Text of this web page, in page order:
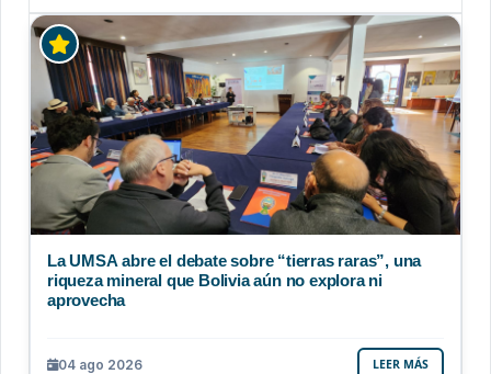
La UMSA abre el debate sobre “tierras raras”, una
riqueza mineral que Bolivia aún no explora ni
aprovecha
04 ago 2026 LEER MÁS